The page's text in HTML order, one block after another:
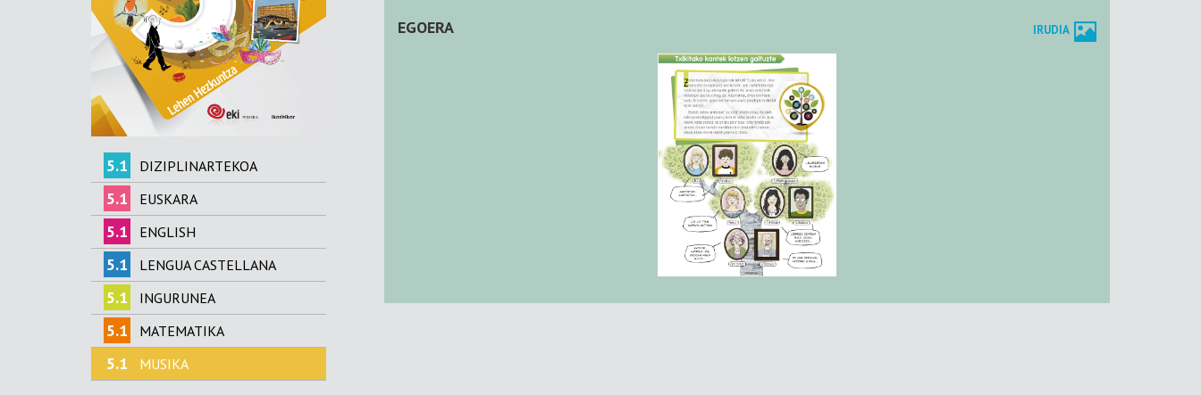
5.1 DIZIPLINARTEKOA
5.1 EUSKARA
5.1 ENGLISH
5.1 LENGUA CASTELLANA
5.1 INGURUNEA
5.1 MATEMATIKA
5.1 MUSIKA
EGOERA IRUDIA